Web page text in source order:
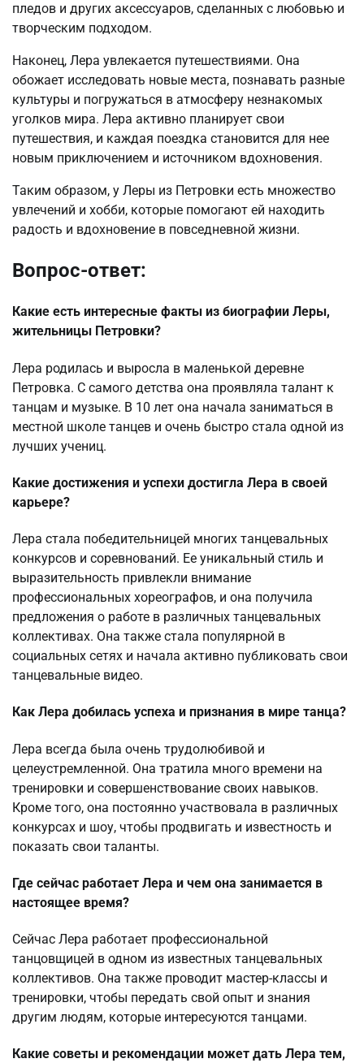
пледов и других аксессуаров, сделанных с любовью и
творческим подходом.
Наконец, Лера увлекается путешествиями. Она
обожает исследовать новые места, познавать разные
культуры и погружаться в атмосферу незнакомых
уголков мира. Лера активно планирует свои
путешествия, и каждая поездка становится для нее
новым приключением и источником вдохновения.
Таким образом, у Леры из Петровки есть множество
увлечений и хобби, которые помогают ей находить
радость и вдохновение в повседневной жизни.
Вопрос-ответ:
Какие есть интересные факты из биографии Леры,
жительницы Петровки?
Лера родилась и выросла в маленькой деревне
Петровка. С самого детства она проявляла талант к
танцам и музыке. В 10 лет она начала заниматься в
местной школе танцев и очень быстро стала одной из
лучших учениц.
Какие достижения и успехи достигла Лера в своей
карьере?
Лера стала победительницей многих танцевальных
конкурсов и соревнований. Ее уникальный стиль и
выразительность привлекли внимание
профессиональных хореографов, и она получила
предложения о работе в различных танцевальных
коллективах. Она также стала популярной в
социальных сетях и начала активно публиковать свои
танцевальные видео.
Как Лера добилась успеха и признания в мире танца?
Лера всегда была очень трудолюбивой и
целеустремленной. Она тратила много времени на
тренировки и совершенствование своих навыков.
Кроме того, она постоянно участвовала в различных
конкурсах и шоу, чтобы продвигать и известность и
показать свои таланты.
Где сейчас работает Лера и чем она занимается в
настоящее время?
Сейчас Лера работает профессиональной
танцовщицей в одном из известных танцевальных
коллективов. Она также проводит мастер-классы и
тренировки, чтобы передать свой опыт и знания
другим людям, которые интересуются танцами.
Какие советы и рекомендации может дать Лера тем,